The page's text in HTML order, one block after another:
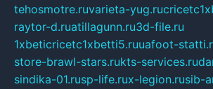
tehosmotre.ruvarieta-yug.ru
raytor-d.ruatillagunn.ru3d-file.ru
1xbeticricetc1xbetti5.ruuafoot-
store-brawl-stars.rukts-services.ru
sindika-01.rusp-life.rux-legion.rusib-